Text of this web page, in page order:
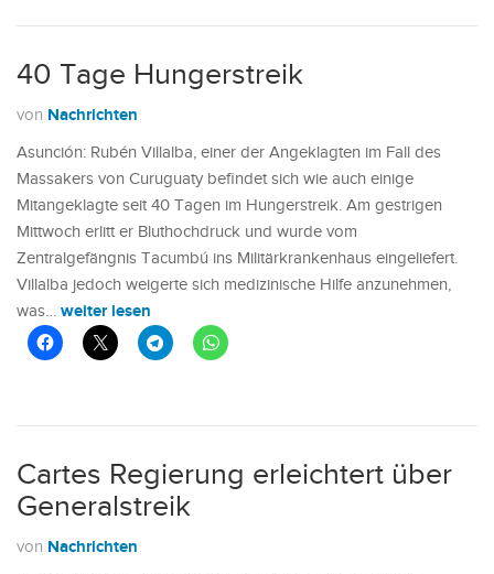
40 Tage Hungerstreik
von Nachrichten
Asunción: Rubén Villalba, einer der Angeklagten im Fall des
Massakers von Curuguaty befindet sich wie auch einige
Mitangeklagte seit 40 Tagen im Hungerstreik. Am gestrigen
Mittwoch erlitt er Bluthochdruck und wurde vom
Zentralgefängnis Tacumbú ins Militärkrankenhaus eingeliefert.
Villalba jedoch weigerte sich medizinische Hilfe anzunehmen,
was… weiter lesen
Cartes Regierung erleichtert über
Generalstreik
von Nachrichten